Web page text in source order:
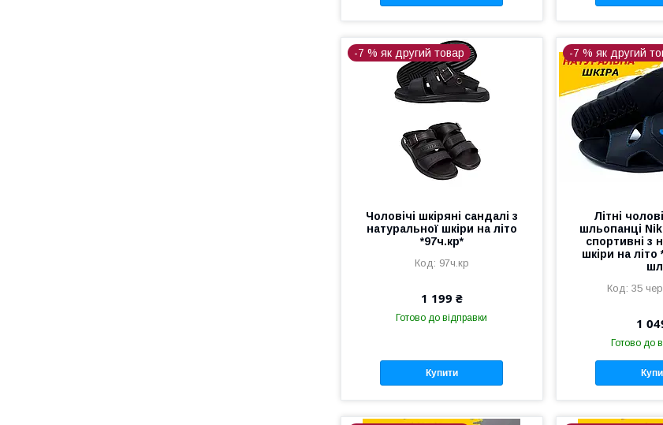
-7 % як другий товар
Чоловічі шкіряні сандалі з
натуральної шкіри на літо
*97ч.кр*
97ч.кр
1 199 ₴
Готово до відправки
Купити
-7 % як другий
Літні
шльопанці
спортивні з
шкіри на
35
1
Готово до